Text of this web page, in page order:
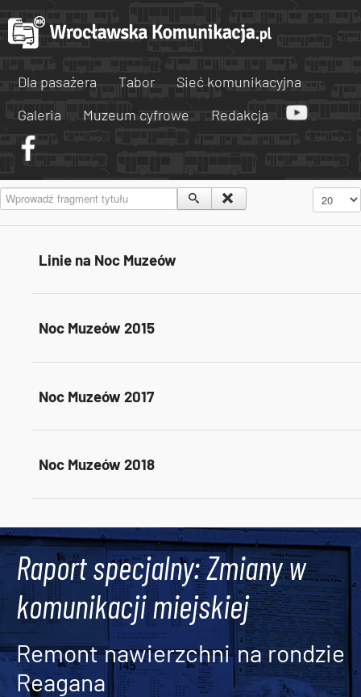
Dla pasażera Tabor
Sieć komunikacyjna
Galeria
Muzeum cyfrowe Redakcja
Wprowadź fragment tytułu Pokaż #
Linie na Noc Muzeów
Noc Muzeów 2015
Noc Muzeów 2017
Noc Muzeów 2018
Raport specjalny: Zmiany w
komunikacji miejskiej
Remont nawierzchni na rondzie
Reagana